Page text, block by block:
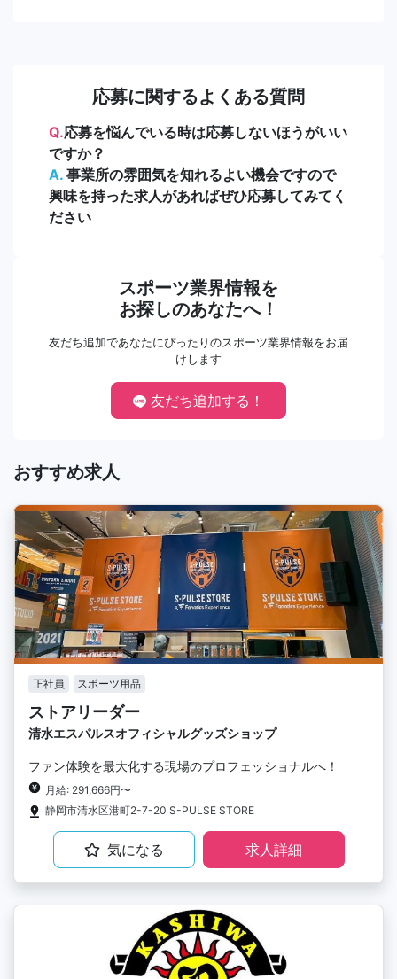
応募に関するよくある質問
Q.応募を悩んでいる時は応募しないほうがいい
ですか？
A. 事業所の雰囲気を知れるよい機会ですので
興味を持った求人があればぜひ応募してみてく
ださい
スポーツ業界情報を
お探しのあなたへ！
友だち追加であなたにぴったりのスポーツ業界情報をお届
けします
友だち追加する！
おすすめ求人
正社員 スポーツ用品
ストアリーダー
清水エスパルスオフィシャルグッズショップ
ファン体験を最大化する現場のプロフェッショナルへ！
月給: 291,666円〜
静岡市清水区港町2-7-20 S-PULSE STORE
気になる 求人詳細